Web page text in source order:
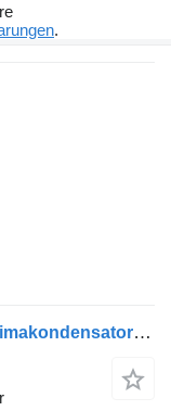
.
Volvo FM9 (01.01-12.05) 20515165 Klimakondensator für Volvo FM7-FM12, FM, FMX (1998-2014) Sattelzugmaschine